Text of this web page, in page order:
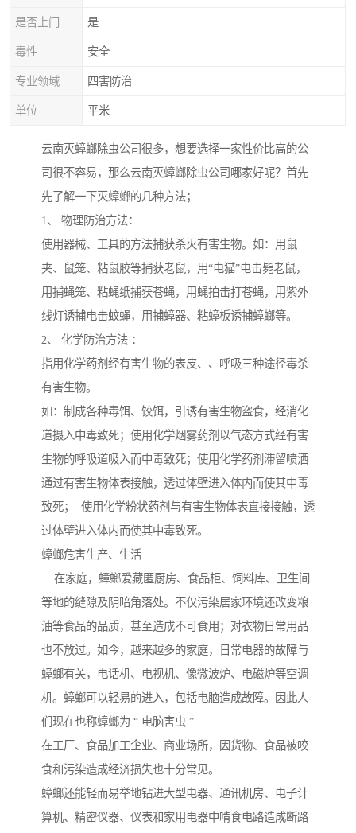
是否上门 是
毒性 安全
专业领域 四害防治
单位 平米
云南灭蟑螂除虫公司很多，想要选择一家性价比高的公
司很不容易，那么云南灭蟑螂除虫公司哪家好呢？首先
先了解一下灭蟑螂的几种方法；
1、 物理防治方法：
使用器械、工具的方法捕获杀灭有害生物。如：用鼠
夹、鼠笼、粘鼠胶等捕获老鼠，用“电猫”电击毙老鼠，
用捕蝇笼、粘蝇纸捕获苍蝇，用蝇拍击打苍蝇，用紫外
线灯诱捕电击蚊蝇，用捕蟑器、粘蟑板诱捕蟑螂等。
2、 化学防治方法 ：
指用化学药剂经有害生物的表皮、、呼吸三种途径毒杀
有害生物。
如：制成各种毒饵、饺饵，引诱有害生物盗食，经消化
道摄入中毒致死；使用化学烟雾药剂以气态方式经有害
生物的呼吸道吸入而中毒致死；使用化学药剂滞留喷洒
通过有害生物体表接触，透过体壁进入体内而使其中毒
致死； 使用化学粉状药剂与有害生物体表直接接触，透
过体壁进入体内而使其中毒致死。
蟑螂危害生产、生活
在家庭，蟑螂爱藏匿厨房、食品柜、饲料库、卫生间
等地的缝隙及阴暗角落处。不仅污染居家环境还改变粮
油等食品的品质，甚至造成不可食用；对衣物日常用品
也不放过。如今，越来越多的家庭，日常电器的故障与
蟑螂有关，电话机、电视机、像微波炉、电磁炉等空调
机。蟑螂可以轻易的进入，包括电脑造成故障。因此人
们现在也称蟑螂为 “ 电脑害虫 ”
在工厂、食品加工企业、商业场所，因货物、食品被咬
食和污染造成经济损失也十分常见。
蟑螂还能轻而易举地钻进大型电器、通讯机房、电子计
算机、精密仪器、仪表和家用电器中啃食电路造成断路